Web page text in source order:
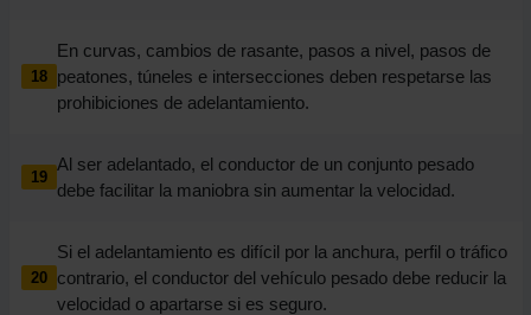
18
En curvas, cambios de rasante, pasos a nivel, pasos de
peatones, túneles e intersecciones deben respetarse las
prohibiciones de adelantamiento.
19
Al ser adelantado, el conductor de un conjunto pesado
debe facilitar la maniobra sin aumentar la velocidad.
20
Si el adelantamiento es difícil por la anchura, perfil o tráfico
contrario, el conductor del vehículo pesado debe reducir la
velocidad o apartarse si es seguro.